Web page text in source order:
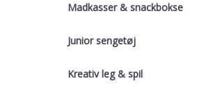
Madkasser & snackbokse
Junior sengetøj
Kreativ leg & spil